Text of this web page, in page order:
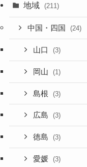
地域 (211)
中国・四国 (24)
山口 (3)
岡山 (1)
島根 (3)
広島 (3)
徳島 (3)
愛媛 (3)